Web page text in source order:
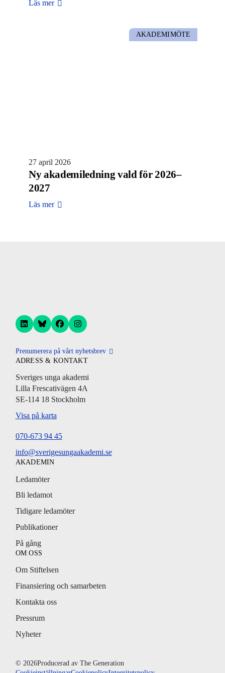
Läs mer
AKADEMIMÖTE
27 april 2026
Ny akademiledning vald för 2026–
2027
Läs mer
Prenumerera på vårt nyhetsbrev
ADRESS & KONTAKT
Sveriges unga akademi
Lilla Frescativägen 4A
SE-114 18 Stockholm
Visa på karta
070-673 94 45
info@sverigesungaakademi.se
AKADEMIN
Ledamöter
Bli ledamot
Tidigare ledamöter
Publikationer
På gång
OM OSS
Om Stiftelsen
Finansiering och samarbeten
Kontakta oss
Pressrum
Nyheter
© 2026Producerad av The Generation